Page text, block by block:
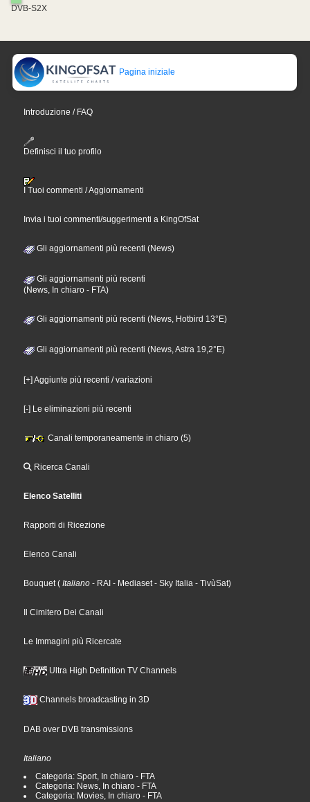
DVB-S2X
Pagina iniziale
Introduzione / FAQ
Definisci il tuo profilo
I Tuoi commenti / Aggiornamenti
Invia i tuoi commenti/suggerimenti a KingOfSat
Gli aggiornamenti più recenti (News)
Gli aggiornamenti più recenti
(News, In chiaro - FTA)
Gli aggiornamenti più recenti (News, Hotbird 13°E)
Gli aggiornamenti più recenti (News, Astra 19,2°E)
[+] Aggiunte più recenti / variazioni
[-] Le eliminazioni più recenti
Canali temporaneamente in chiaro (5)
Ricerca Canali
Elenco Satelliti
Rapporti di Ricezione
Elenco Canali
Bouquet( Italiano - RAI - Mediaset- Sky Italia - TivùSat)
Il Cimitero Dei Canali
Le Immagini più Ricercate
Ultra High Definition TV Channels
Channels broadcasting in 3D
DAB over DVB transmissions
Italiano
Categoria: Sport, In chiaro - FTA
Categoria: News, In chiaro - FTA
Categoria: Movies, In chiaro - FTA